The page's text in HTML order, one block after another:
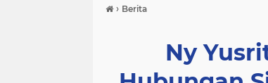
› Berita
Ny